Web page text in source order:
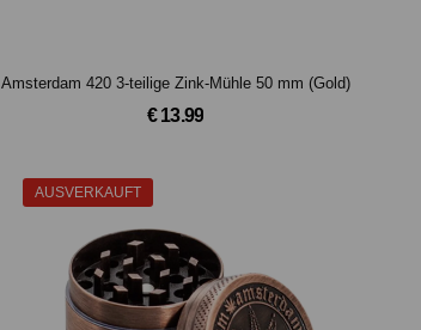
Amsterdam 420 3-teilige Zink-Mühle 50 mm (Gold)
€ 13.99
AUSVERKAUFT